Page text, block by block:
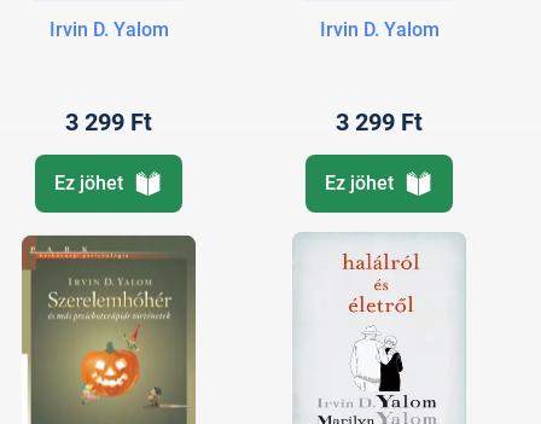
Irvin D. Yalom
3 299 Ft
Ez jöhet
Irvin D. Yalom
3 299 Ft
Ez jöhet